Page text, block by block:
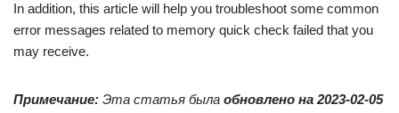
In addition, this article will help you troubleshoot some common
error messages related to memory quick check failed that you
may receive.
Примечание: Эта статья была обновлено на 2023-02-05